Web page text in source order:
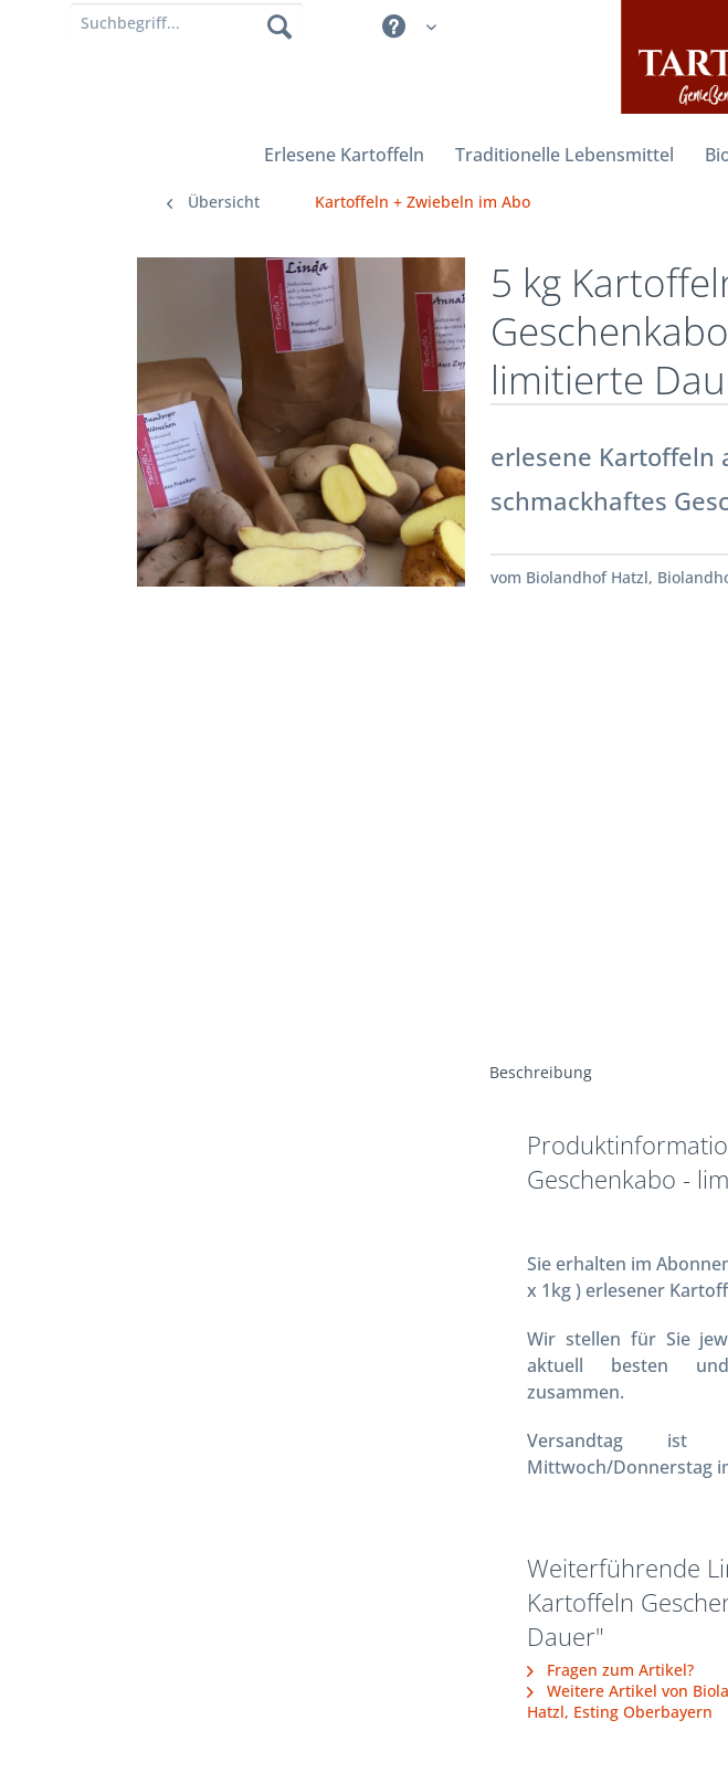
Erlesene Kartoffeln Traditionelle Lebensmittel
Übersicht Kartoffeln + Zwiebeln im Abo
5 kg
limitierte
erlesene Kartoffeln
schmackhaftes
vom Biolandhof Hatzl,
Beschreibung
Geschenkabo -
Sie erhalten im
x 1kg ) erlesener
Wir stellen für Sie
aktuell besten
zusammen.
Versandtag ist
Mittwoch/Donnerstag
Weiterführende
Kartoffeln
Dauer"
Fragen zum Artikel?
Weitere Artikel von
Hatzl, Esting Oberbayern